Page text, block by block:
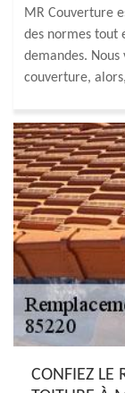
MR Couverture
des normes tout
demandes. Nous
couverture,
CONFIEZ LE